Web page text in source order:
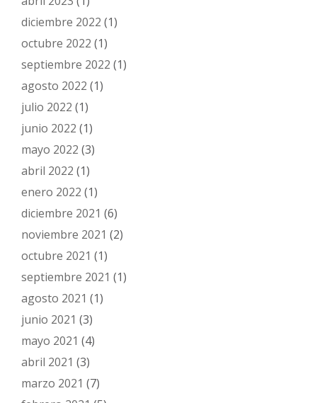
diciembre 2022 (1)
octubre 2022 (1)
septiembre 2022 (1)
agosto 2022 (1)
julio 2022 (1)
junio 2022 (1)
mayo 2022 (3)
abril 2022 (1)
enero 2022 (1)
diciembre 2021 (6)
noviembre 2021 (2)
octubre 2021 (1)
septiembre 2021 (1)
agosto 2021 (1)
junio 2021 (3)
mayo 2021 (4)
abril 2021 (3)
marzo 2021 (7)